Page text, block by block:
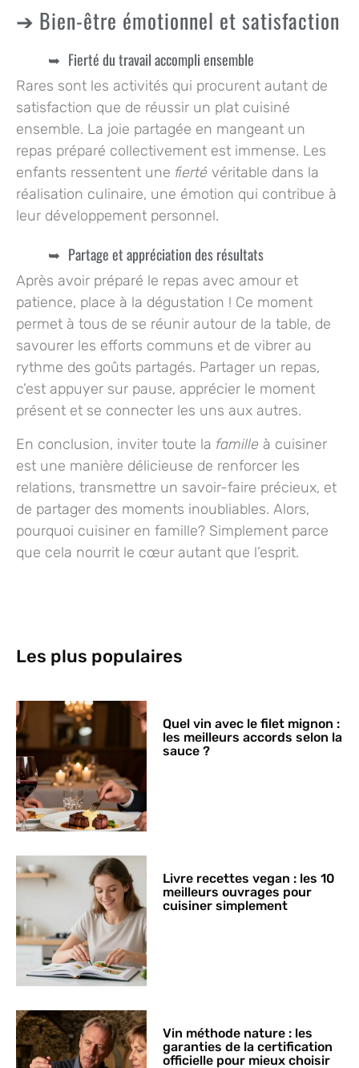
Bien-être émotionnel et satisfaction
Fierté du travail accompli ensemble
Rares sont les activités qui procurent autant de
satisfaction que de réussir un plat cuisiné
ensemble. La joie partagée en mangeant un
repas préparé collectivement est immense. Les
enfants ressentent une fierté véritable dans la
réalisation culinaire, une émotion qui contribue à
leur développement personnel.
Partage et appréciation des résultats
Après avoir préparé le repas avec amour et
patience, place à la dégustation ! Ce moment
permet à tous de se réunir autour de la table, de
savourer les efforts communs et de vibrer au
rythme des goûts partagés. Partager un repas,
c’est appuyer sur pause, apprécier le moment
présent et se connecter les uns aux autres.
En conclusion, inviter toute la famille à cuisiner
est une manière délicieuse de renforcer les
relations, transmettre un savoir-faire précieux, et
de partager des moments inoubliables. Alors,
pourquoi cuisiner en famille? Simplement parce
que cela nourrit le cœur autant que l’esprit.
Les plus populaires
Quel vin avec le filet mignon :
les meilleurs accords selon la
sauce ?
Livre recettes vegan : les 10
meilleurs ouvrages pour
cuisiner simplement
Vin méthode nature : les
garanties de la certification
officielle pour mieux choisir